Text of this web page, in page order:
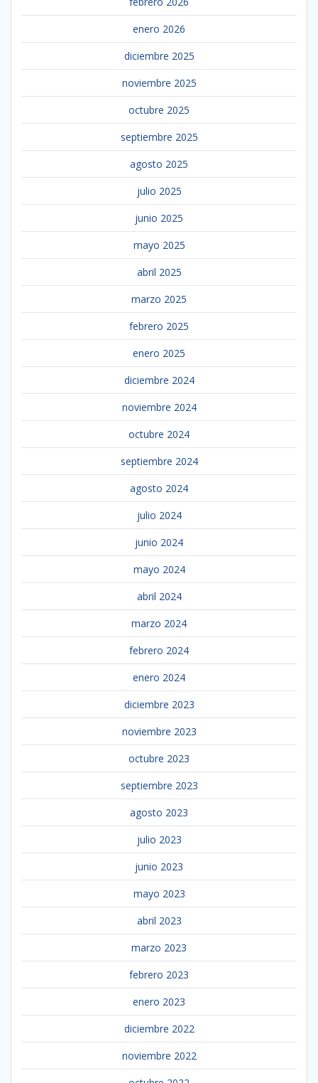
enero 2026
diciembre 2025
noviembre 2025
octubre 2025
septiembre 2025
agosto 2025
julio 2025
junio 2025
mayo 2025
abril 2025
marzo 2025
febrero 2025
enero 2025
diciembre 2024
noviembre 2024
octubre 2024
septiembre 2024
agosto 2024
julio 2024
junio 2024
mayo 2024
abril 2024
marzo 2024
febrero 2024
enero 2024
diciembre 2023
noviembre 2023
octubre 2023
septiembre 2023
agosto 2023
julio 2023
junio 2023
mayo 2023
abril 2023
marzo 2023
febrero 2023
enero 2023
diciembre 2022
noviembre 2022